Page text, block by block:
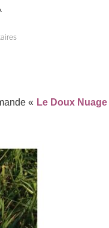
« Le Doux Nuage